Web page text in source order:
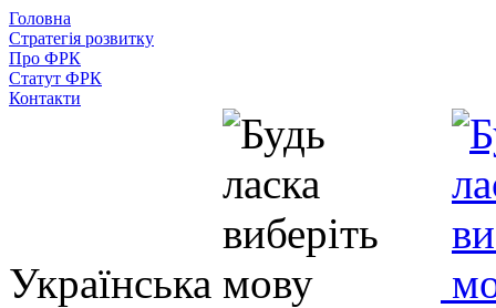
Головна
Стратегія розвитку
Про ФРК
Статут ФРК
Контакти
Українська